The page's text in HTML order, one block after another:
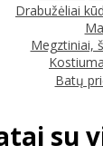
Drabužėliai
Megztiniai,
Batų
su